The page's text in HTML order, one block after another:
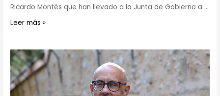
Ricardo Montés que han llevado a la Junta de Gobierno a …
Leer más »